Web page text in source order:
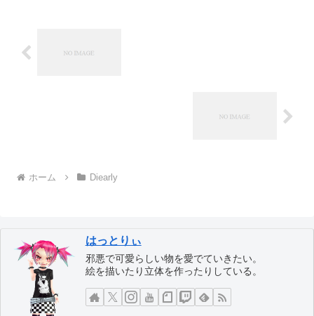
ホーム Diearly
はっとりぃ
邪悪で可愛らしい物を愛でていきたい。
絵を描いたり立体を作ったりしている。